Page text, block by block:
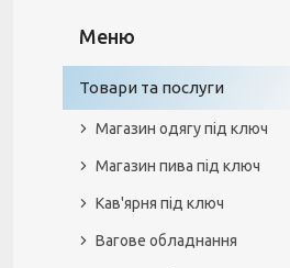
Товари та послуги
Магазин одягу під ключ
Магазин пива під ключ
Кав'ярня під ключ
Вагове обладнання